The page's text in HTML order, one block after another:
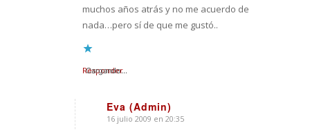
muchos años atrás y no me acuerdo de
nada…pero sí de que me gustó..
Cargando...
Responder
Eva (Admin)
Dice:
16 julio 2009 en 20:35